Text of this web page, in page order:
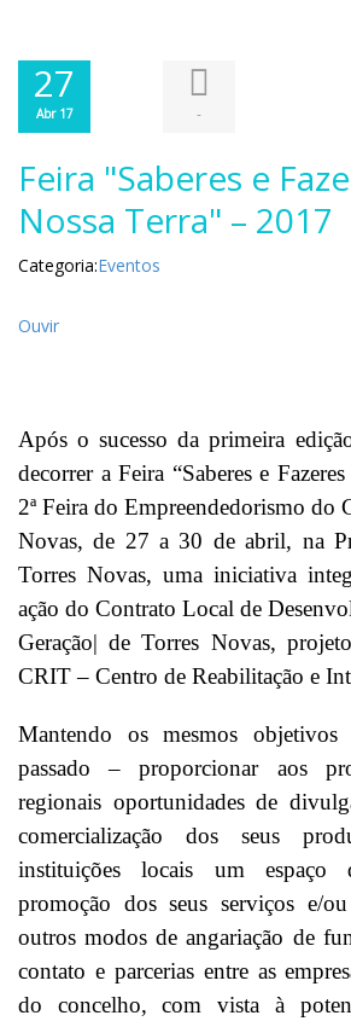
27
Abr 17 -
Feira "Saberes e
Nossa Terra" – 2017
Categoria:Eventos
Ouvir
Após o sucesso da primeira
decorrer a Feira “Saberes e
2ª Feira do Empreendedorismo do
Novas, de 27 a 30 de abril, na
Torres Novas, uma iniciativa
ação do Contrato Local de
Geração| de Torres Novas,
CRIT – Centro de Reabilitação e
Mantendo os mesmos
passado – proporcionar aos
regionais oportunidades de
comercialização dos seus
instituições locais um espaço
promoção dos seus serviços e/
outros modos de angariação de
contato e parcerias entre as
do concelho, com vista à